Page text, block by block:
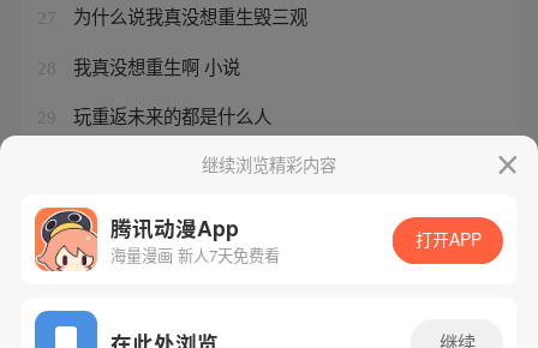
27 为什么说我真没想重生毁三观
28 我真没想重生啊 小说
29 玩重返未来的都是什么人
我真没想重生啊百度百科女主
继续浏览精彩内容
腾讯动漫App
海量漫画 新人7天免费看
打开APP
继续
网站备案/许可证号：粤B2-20090059-5